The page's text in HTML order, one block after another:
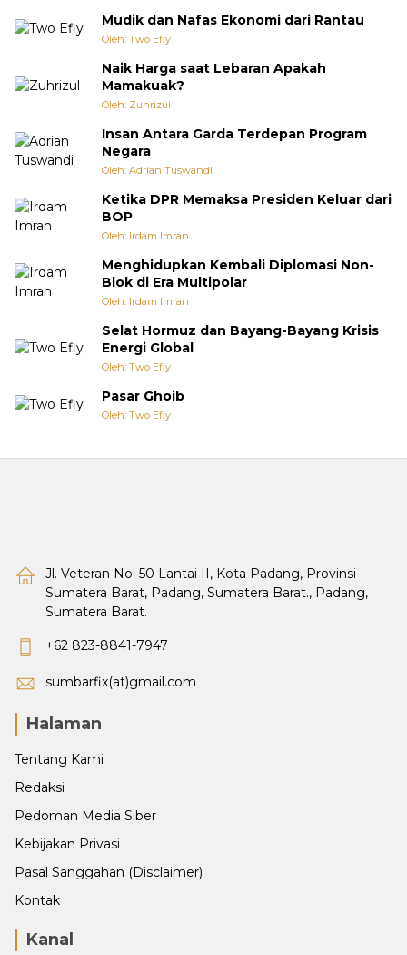
Mudik dan Nafas Ekonomi dari Rantau
Oleh: Two Efly
Naik Harga saat Lebaran Apakah
Mamakuak?
Oleh: Zuhrizul
Insan Antara Garda Terdepan Program
Negara
Oleh: Adrian Tuswandi
Ketika DPR Memaksa Presiden Keluar dari
BOP
Oleh: Irdam Imran
Menghidupkan Kembali Diplomasi Non-
Blok di Era Multipolar
Oleh: Irdam Imran
Selat Hormuz dan Bayang-Bayang Krisis
Energi Global
Oleh: Two Efly
Pasar Ghoib
Oleh: Two Efly
Jl. Veteran No. 50 Lantai II, Kota Padang, Provinsi
Sumatera Barat, Padang, Sumatera Barat., Padang,
Sumatera Barat.
+62 823-8841-7947
sumbarfix(at)gmail.com
Halaman
Tentang Kami
Redaksi
Pedoman Media Siber
Kebijakan Privasi
Pasal Sanggahan (Disclaimer)
Kontak
Kanal